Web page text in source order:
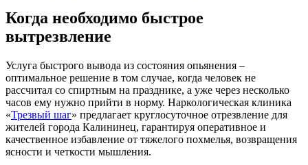
Когда необходимо быстрое
вытрезвление
Услуга быстрого вывода из состояния опьянения –
оптимальное решение в том случае, когда человек не
рассчитал со спиртным на празднике, а уже через несколько
часов ему нужно прийти в норму. Наркологическая клиника
«Трезвый шаг» предлагает круглосуточное отрезвление для
жителей города Калининец, гарантируя оперативное и
качественное избавление от тяжелого похмелья, возвращения
ясности и четкости мышления.